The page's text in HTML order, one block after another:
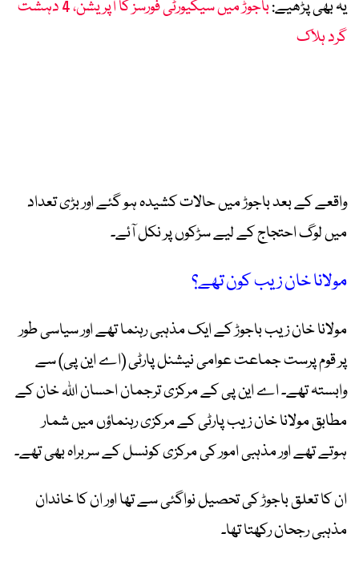
یہ بھی پڑھیے:
باجوڑ میں سیکیورٹی فورسز کا آپریشن، 4 دہشت
گرد ہلاک
واقعے کے بعد باجوڑ میں حالات کشیدہ ہو گئے اور بڑی تعداد
میں لوگ احتجاج کے لیے سڑکوں پر نکل آئے۔
مولانا خان زیب کون تھے؟
مولانا خان زیب باجوڑ کے ایک مذہبی رہنما تھے اور سیاسی طور
پر قوم پرست جماعت عوامی نیشنل پارٹی (اے این پی) سے
وابستہ تھے۔ اے این پی کے مرکزی ترجمان احسان اللہ خان کے
مطابق مولانا خان زیب پارٹی کے مرکزی رہنماؤں میں شمار
ہوتے تھے اور مذہبی امور کی مرکزی کونسل کے سربراہ بھی تھے۔
ان کا تعلق باجوڑ کی تحصیل نواگئی سے تھا اور ان کا خاندان
مذہبی رجحان رکھتا تھا۔